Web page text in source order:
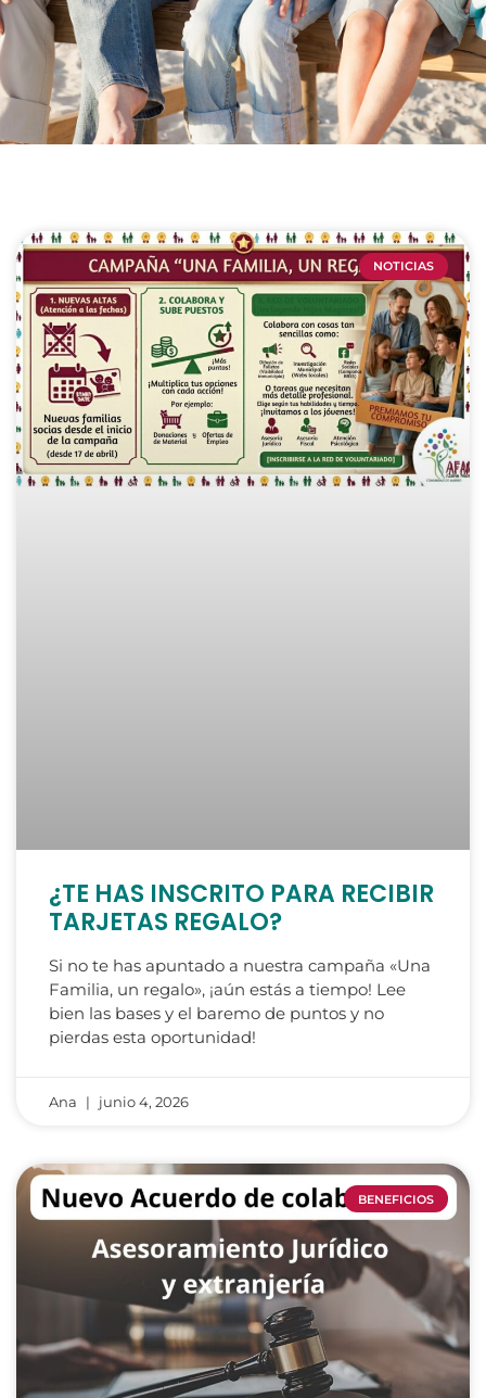
NOTICIAS
¿TE HAS INSCRITO PARA RECIBIR
TARJETAS REGALO?
Si no te has apuntado a nuestra campaña «Una
Familia, un regalo», ¡aún estás a tiempo! Lee
bien las bases y el baremo de puntos y no
pierdas esta oportunidad!
Ana junio 4, 2026
BENEFICIOS